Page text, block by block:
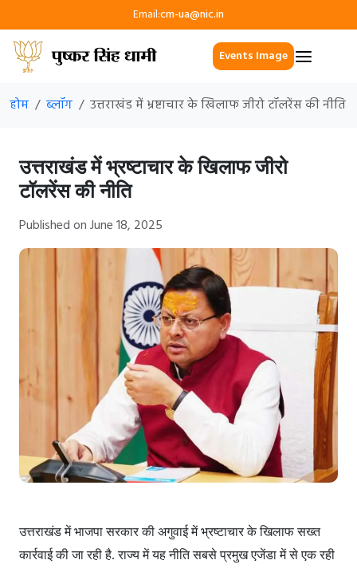
Email:cm-ua@nic.in
Events Image
होम ब्लॉग उत्तराखंड में भ्रष्टाचार के खिलाफ जीरो टॉलरेंस की नीति
उत्तराखंड में भ्रष्टाचार के खिलाफ जीरो
टॉलरेंस की नीति
Published on June 18, 2025
उत्तराखंड में भाजपा सरकार की अगुवाई में भ्रष्टाचार के खिलाफ सख्त
कार्रवाई की जा रही है. राज्य में यह नीति सबसे प्रमुख एजेंडा में से एक रही